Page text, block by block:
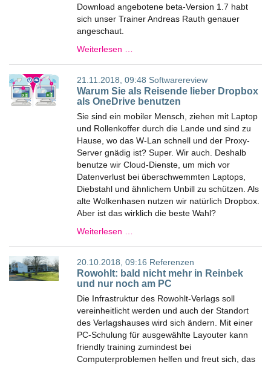
Download angebotene beta-Version 1.7 habt
sich unser Trainer Andreas Rauth genauer
angeschaut.
Weiterlesen …
21.11.2018, 09:48 Softwarereview
Warum Sie als Reisende lieber Dropbox
als OneDrive benutzen
Sie sind ein mobiler Mensch, ziehen mit Laptop
und Rollenkoffer durch die Lande und sind zu
Hause, wo das W-Lan schnell und der Proxy-
Server gnädig ist? Super. Wir auch. Deshalb
benutze wir Cloud-Dienste, um mich vor
Datenverlust bei überschwemmten Laptops,
Diebstahl und ähnlichem Unbill zu schützen. Als
alte Wolkenhasen nutzen wir natürlich Dropbox.
Aber ist das wirklich die beste Wahl?
Weiterlesen …
20.10.2018, 09:16 Referenzen
Rowohlt: bald nicht mehr in Reinbek
und nur noch am PC
Die Infrastruktur des Rowohlt-Verlags soll
vereinheitlicht werden und auch der Standort
des Verlagshauses wird sich ändern. Mit einer
PC-Schulung für ausgewählte Layouter kann
friendly training zumindest bei
Computerproblemen helfen und freut sich, das